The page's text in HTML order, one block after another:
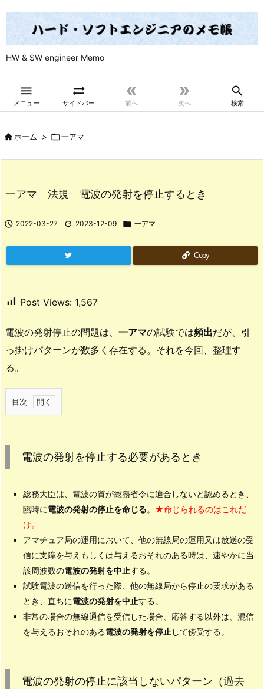
HW & SW engineer Memo

メニュー

サイドバー

前へ

次へ

検索
ホーム > 一アマ
一アマ 法規 電波の発射を停止するとき
 2022-03-27  2023-12-09  一アマ
Copy
Post Views: 1,567
電波の発射停止の問題は、 一アマの試験では頻出だが、引
っ掛けパターンが数多く存在する。それを今回、整理す
る。
目次
1.
の
射
を
停
止
す
る
必
要
が
あ
き
電波の発射を停止する必要があるとき
総務大臣は、 電波の質が総務省令に適合しないと認めるとき
臨時に電波の発射の停止を命じる。 ★命じられるのはこれだ
け。
アマチュア局の運用において、他の無線局の運用又は放送の受
信に支障を与えもしくは与えるおそれのある時は、速やかに当
該周波数の電波の発射を中止する。
試験電波の送信を行った際、他の無線局から停止の要求がある
とき
、直ちに電波の発射を中止する。
非常の場合の無線通信を受信した場合、 応答する以外は、混信
を与えるおそれのある電波の発射を停止 して傍受する。
電波の発射の停止に該当しないパターン（過去